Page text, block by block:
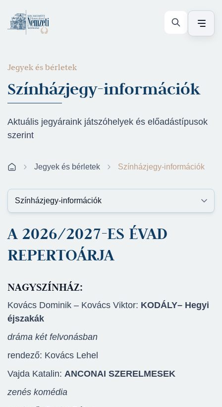
Jegyek és bérletek
Színházjegy-információk
Aktuális jegyáraink játszóhelyek és előadástípusok
szerint
Jegyek és bérletek Színházjegy-információk
A 2026/2027-ES ÉVAD
REPERTOÁRJA
NAGYSZÍNHÁZ:
Kovács Dominik – Kovács Viktor: KODÁLY– Hegyi
éjszakák
dráma két felvonásban
rendező: Kovács Lehel
Vajda Katalin: ANCONAI SZERELMESEK
zenés komédia